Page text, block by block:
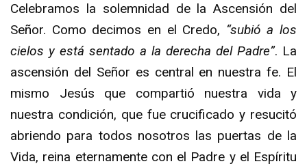
Celebramos la solemnidad de la Ascensión del
Señor. Como decimos en el Credo, “subió a los
cielos y está sentado a la derecha del Padre”. La
ascensión del Señor es central en nuestra fe. El
mismo Jesús que compartió nuestra vida y
nuestra condición, que fue crucificado y resucitó
abriendo para todos nosotros las puertas de la
Vida, reina eternamente con el Padre y el Espíritu